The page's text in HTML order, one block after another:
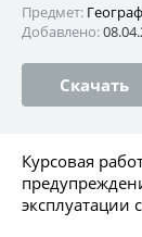
Предмет:
Добавлено:
Скачать
Курсовая
эксплуатации